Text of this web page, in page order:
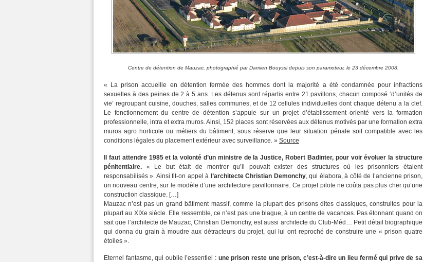
Centre de détention de Mauzac, photographié par Damien Bouyssi depuis son paramoteur, le 23 décembre 2008.
« La prison accueille en détention fermée des hommes dont la majorité a été condamnée pour infractions
sexuelles à des peines de 2 à 5 ans. Les détenus sont répartis entre 21 pavillons, chacun composé ‘d’unités de
vie’ regroupant cuisine, douches, salles communes, et de 12 cellules individuelles dont chaque détenu a la clef.
Le fonctionnement du centre de détention s’appuie sur un projet d’établissement orienté vers la formation
professionnelle, intra et extra muros. Ainsi, 152 places sont réservées aux détenus motivés par une formation extra
muros agro horticole ou métiers du bâtiment, sous réserve que leur situation pénale soit compatible avec les
conditions légales du placement extérieur avec surveillance. » Source
Il faut attendre 1985 et la volonté d’un ministre de la Justice, Robert Badinter, pour voir évoluer la structure
pénitentiaire. « Le but était de montrer qu’il pouvait exister des structures où les prisonniers étaient
responsabilisés ». Ainsi fit-on appel à l’architecte Christian Demonchy, qui élabora, à côté de l’ancienne prison,
un nouveau centre, sur le modèle d’une architecture pavillonnaire. Ce projet pilote ne coûta pas plus cher qu’une
construction classique. […]
Mauzac n’est pas un grand bâtiment massif, comme la plupart des prisons dites classiques, construites pour la
plupart au XIXe siècle. Elle ressemble, ce n’est pas une blague, à un centre de vacances. Pas étonnant quand on
sait que l’architecte de Mauzac, Christian Demonchy, est aussi architecte du Club-Méd… Petit détail biographique
qui donna du grain à moudre aux détracteurs du projet, qui lui ont reproché de construire une « prison quatre
étoiles ».
Eternel fantasme, qui oublie l’essentiel : une prison reste une prison, c’est-à-dire un lieu fermé qui prive de sa